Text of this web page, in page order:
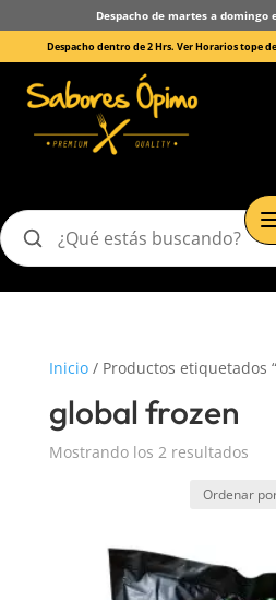
Despacho de martes a domingo
Despacho dentro de 2 Hrs. Ver Horarios tope
Buscar
Inicio/ Productos etiquetados
global frozen
Mostrando los 2 resultados